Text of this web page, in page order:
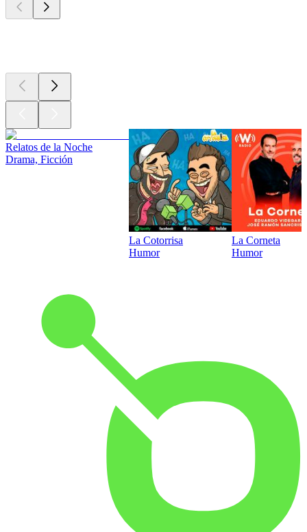
Relatos de la Noche
Drama, Ficción
La Cotorrisa
Humor
La Corneta
Humor